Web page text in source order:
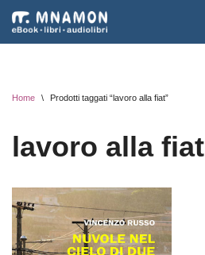
Vai
Home \ Prodotti taggati “lavoro alla fiat”
lavoro alla fiat